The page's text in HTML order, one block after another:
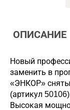
ОПИСАНИЕ
Новый
заменить в
«ЭНКОР»
(артикул
Высокая